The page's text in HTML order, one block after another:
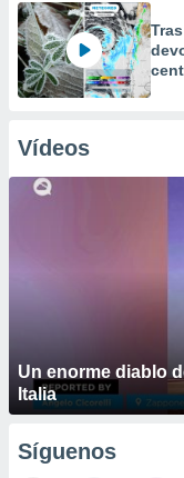
Vídeos
Un enorme diablo
Italia
Síguenos